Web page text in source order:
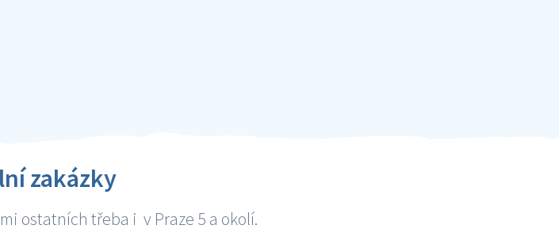
zakázky
ostatních třeba i v Praze 5 a okolí.